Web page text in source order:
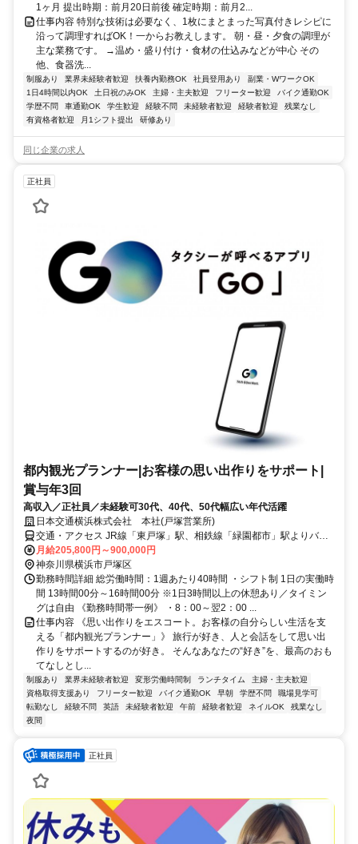
1ヶ月 提出時期：前月20日前後 確定時期：前月2...
仕事内容 特別な技術は必要なく、1枚にまとまった写真付きレシピに
沿って調理すればOK！一からお教えします。 朝・昼・夕食の調理が
主な業務です。 →温め・盛り付け・食材の仕込みなどが中心 その
他、食器洗...
制服あり 業界未経験者歓迎 扶養内勤務OK 社員登用あり
副業・WワークOK
1日4時間以内OK
土日祝のみOK 主婦・主夫歓迎 フリーター歓迎
バイク通勤OK
学歴不問
車通勤OK 学生歓迎 経験不問 未経験者歓迎 経験者歓迎
残業なし
有資格者歓迎
月1シフト提出 研修あり
同じ企業の求人
正社員
都内観光プランナー|お客様の思い出作りをサポート|
賞与年3回
高収入／正社員／未経験可30代、40代、50代幅広い年代活躍
日本交通横浜株式会社 本社(戸塚営業所)
交通・アクセス JR線「東戸塚」駅、相鉄線「緑園都市」駅よりバス
で10分 妙法寺バス停下車徒歩5分
月給205,800円～900,000円
神奈川県横浜市戸塚区
勤務時間詳細 総労働時間：1週あたり40時間 ・シフト制 1日の実働時
間 13時間00分～16時間00分 ※1日3時間以上の休憩あり／タイミン
グは自由 《勤務時間帯一例》 ・8：00～翌2：00 ...
仕事内容 《思い出作りをエスコート。お客様の自分らしい生活を支
える「都内観光プランナー」》 旅行が好き、人と会話をして思い出
作りをサポートするのが好き。 そんなあなたの“好き”を、最高のおも
てなしとし...
制服あり 業界未経験者歓迎 変形労働時間制 ランチタイム
主婦・主夫歓迎
資格取得支援あり
フリーター歓迎 バイク通勤OK 早朝 学歴不問
職場見学可
転勤なし
経験不問 英語 未経験者歓迎 午前 経験者歓迎 ネイルOK
残業なし
夜間
正社員